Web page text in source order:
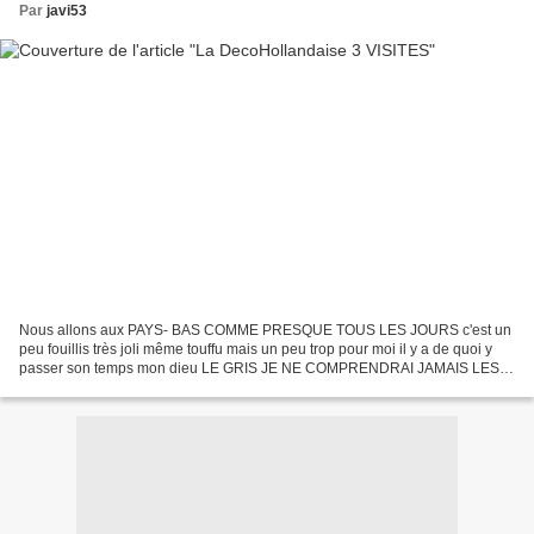
Par javi53
Nous allons aux PAYS- BAS COMME PRESQUE TOUS LES JOURS c'est un
peu fouillis très joli même touffu mais un peu trop pour moi il y a de quoi y
passer son temps mon dieu LE GRIS JE NE COMPRENDRAI JAMAIS LES